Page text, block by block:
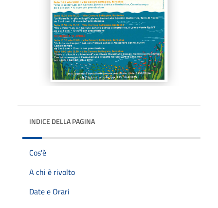
INDICE DELLA PAGINA
Cos'è
A chi è rivolto
Date e Orari